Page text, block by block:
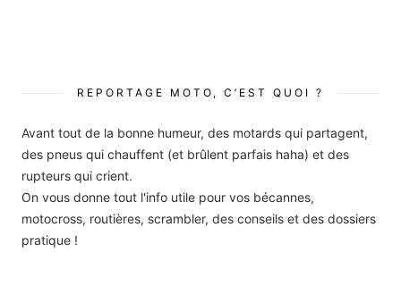
REPORTAGE MOTO, C’EST QUOI ?
Avant tout de la bonne humeur, des motards qui partagent,
des pneus qui chauffent (et brûlent parfais haha) et des
rupteurs qui crient.
On vous donne tout l'info utile pour vos bécannes,
motocross, routières, scrambler, des conseils et des dossiers
pratique !